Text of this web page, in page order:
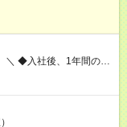
給
にじっくりと慣れて
保証します。保証額以